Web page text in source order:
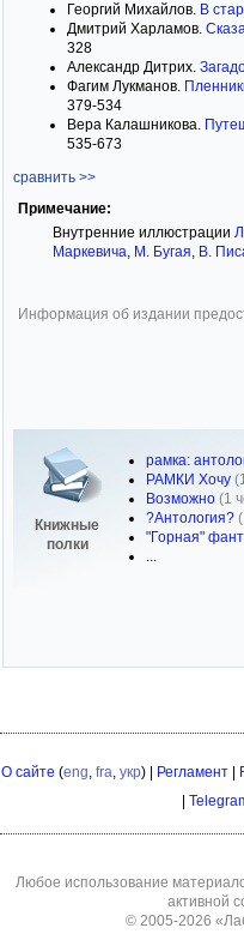
Георгий Михайлов. В
Дмитрий Харламов.
328
Александр Дитрих.
Фагим Лукманов.
379-534
Вера Калашникова.
535-673
сравнить >>
Примечание:
Внутренние иллюстрации
Маркевича, М. Бугая, В.
Информация об издании
Книжные
полки
рамка:
РАМКИ Хочу
Возможно (1
?Антология?
"Горная"
...
О сайте (eng, fra, укр) | Регламент|
Любое использование
активной
© 2005-2026